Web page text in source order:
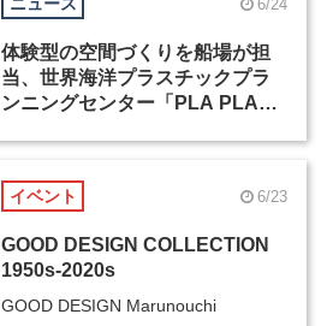
6/24
体験型の空間づくりを船場が担
当、世界海洋プラスチックプラ
ンニングセンター「PLA PLA」
イベント 6/23
GOOD DESIGN COLLECTION
1950s-2020s
GOOD DESIGN Marunouchi